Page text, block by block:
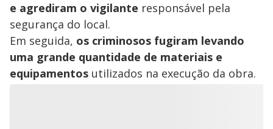
e agrediram o vigilante responsável pela
segurança do local.
Em seguida, os criminosos fugiram levando
uma grande quantidade de materiais e
equipamentos utilizados na execução da obra.